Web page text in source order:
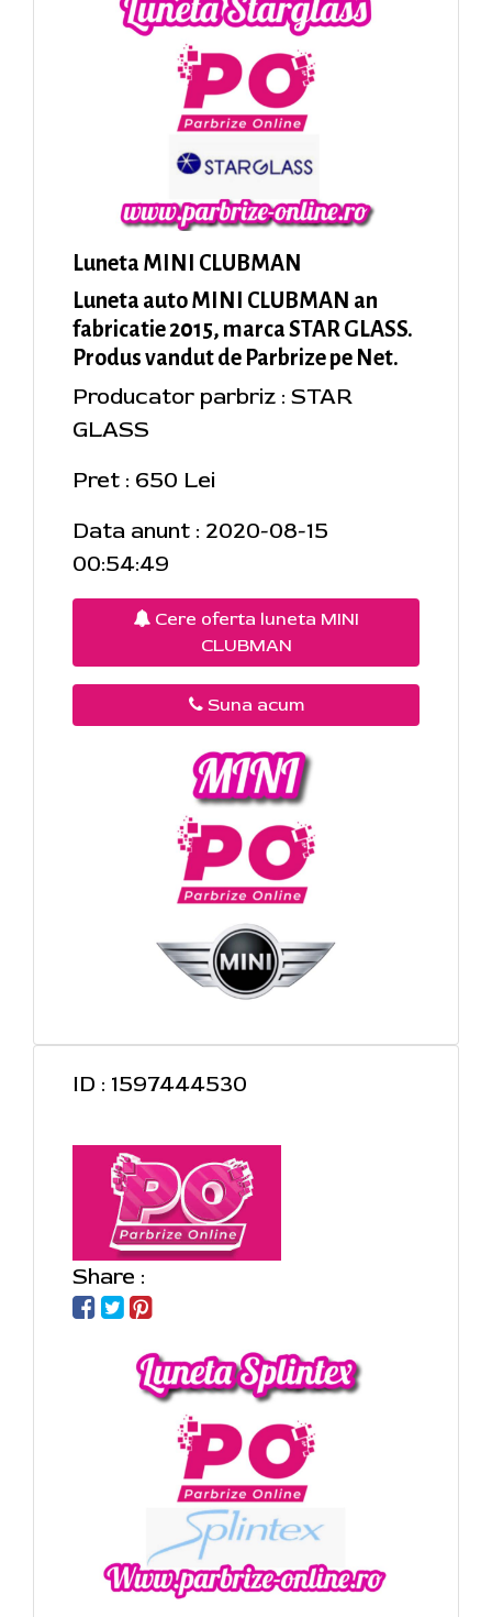
Luneta MINI CLUBMAN
Luneta auto MINI CLUBMAN an
fabricatie 2015, marca STAR GLASS.
Produs vandut de Parbrize pe Net.
Producator parbriz : STAR
GLASS
Pret : 650 Lei
Data anunt : 2020-08-15
00:54:49
Cere oferta luneta MINI
CLUBMAN
Suna acum
ID : 1597444530
Share :